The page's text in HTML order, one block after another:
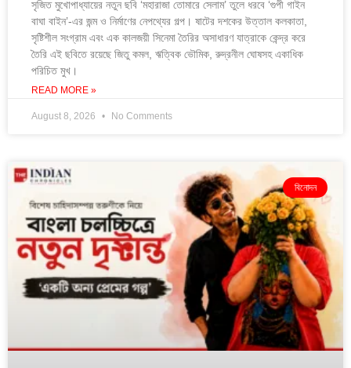
সৃজিত মুখোপাধ্যায়ের নতুন ছবি ‘মহারাজা তোমারে সেলাম’ তুলে ধরবে ‘গুপী গাইন
বাঘা বাইন’-এর জন্ম ও নির্মাণের নেপথ্যের গল্প। ষাটের দশকের উত্তাল কলকাতা,
সৃষ্টিশীল সংগ্রাম এবং এক কালজয়ী সিনেমা তৈরির অসাধারণ যাত্রাকে কেন্দ্র করে
তৈরি এই ছবিতে রয়েছে জিতু কমল, ঋত্বিক ভৌমিক, রুদ্রনীল ঘোষসহ একাধিক
পরিচিত মুখ।
READ MORE »
August 8, 2026 No Comments
বিনোদন